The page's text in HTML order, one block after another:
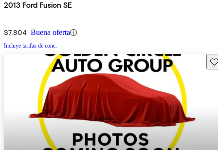
2013 Ford Fusion SE
$7,804 Buena oferta
Incluye tarifas de conc.